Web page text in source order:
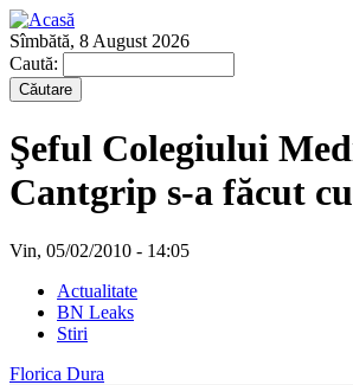
Sîmbătă, 8 August 2026
Caută:
Şeful Colegiului
Cantgrip s-a făcut
Vin, 05/02/2010 - 14:05
Actualitate
BN Leaks
Stiri
Florica Dura